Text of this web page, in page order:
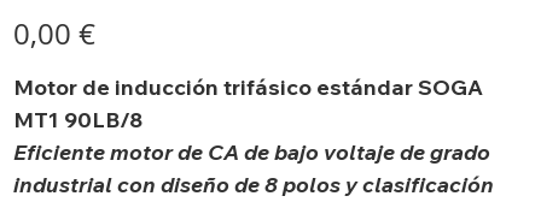
0,00 €
Motor de inducción trifásico estándar SOGA
MT1 90LB/8
Eficiente motor de CA de bajo voltaje de grado
industrial con diseño de 8 polos y clasificación